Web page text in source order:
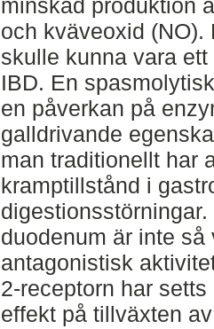
minskad produktion
och kväveoxid (NO).
skulle kunna vara
IBD. En
en påverkan på
galldrivande
man traditionellt har
kramptillstånd i
duodenum är inte
antagonistisk
2-receptorn har
effekt på tillväxten